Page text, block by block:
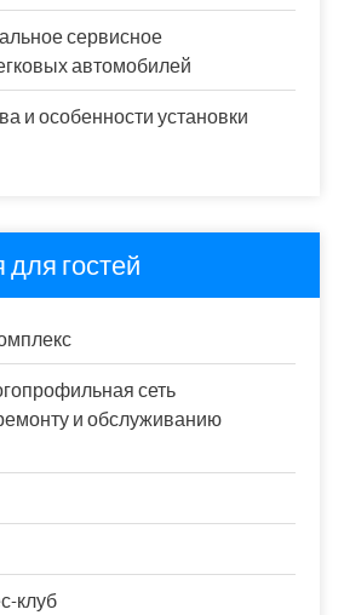
сервисное
автомобилей
и особенности установки
гостей
сеть
и обслуживанию
клуб